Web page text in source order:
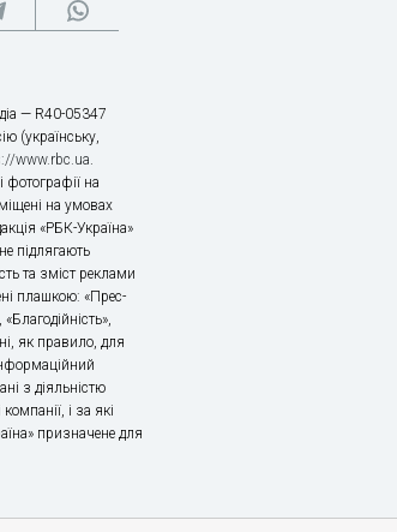
— R40-05347
(українську,
www.rbc.ua.
на
на умовах
«РБК-Україна»
підлягають
та зміст реклами
плашкою: «Прес-
як правило, для
з діяльністю
і за які
призначене для